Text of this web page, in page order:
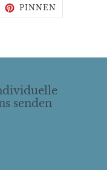
PINNEN
senden